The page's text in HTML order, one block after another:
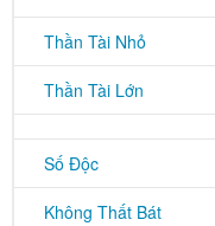
Thần Tài Nhỏ
Thần Tài Lớn
Số Độc
Không Thất Bát